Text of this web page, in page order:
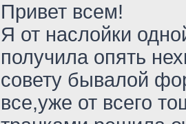
Привет всем!
Я от наслойки
получила опять
совету бывалой
все,уже от всего